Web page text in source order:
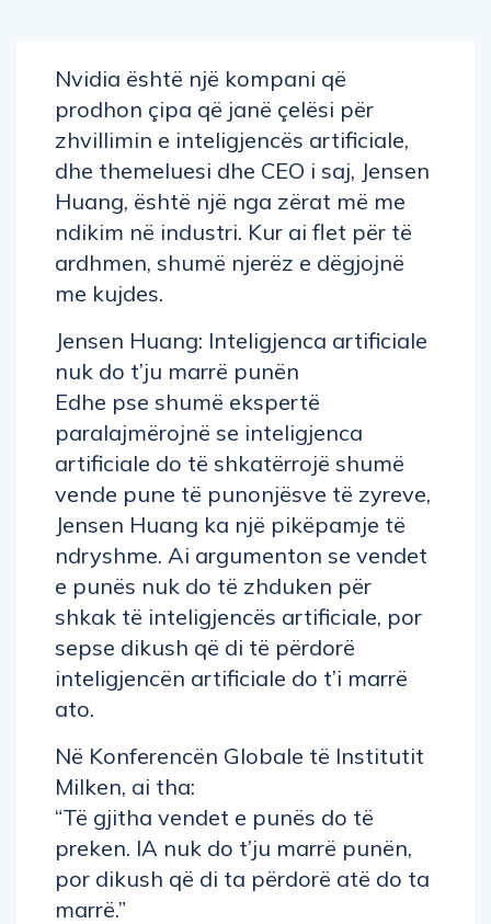
Nvidia është një kompani që
prodhon çipa që janë çelësi për
zhvillimin e inteligjencës artificiale,
dhe themeluesi dhe CEO i saj, Jensen
Huang, është një nga zërat më me
ndikim në industri. Kur ai flet për të
ardhmen, shumë njerëz e dëgjojnë
me kujdes.
Jensen Huang: Inteligjenca artificiale
nuk do t’ju marrë punën
Edhe pse shumë ekspertë
paralajmërojnë se inteligjenca
artificiale do të shkatërrojë shumë
vende pune të punonjësve të zyreve,
Jensen Huang ka një pikëpamje të
ndryshme. Ai argumenton se vendet
e punës nuk do të zhduken për
shkak të inteligjencës artificiale, por
sepse dikush që di të përdorë
inteligjencën artificiale do t’i marrë
ato.
Në Konferencën Globale të Institutit
Milken, ai tha:
“Të gjitha vendet e punës do të
preken. IA nuk do t’ju marrë punën,
por dikush që di ta përdorë atë do ta
marrë.”